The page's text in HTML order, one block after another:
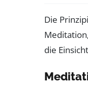
Die
die